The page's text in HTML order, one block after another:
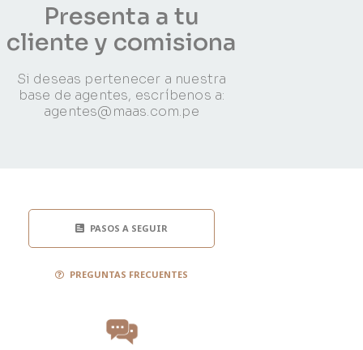
Presenta a tu
cliente y comisiona
Si deseas pertenecer a nuestra
base de agentes, escríbenos a:
agentes@maas.com.pe
PASOS A SEGUIR
PREGUNTAS FRECUENTES